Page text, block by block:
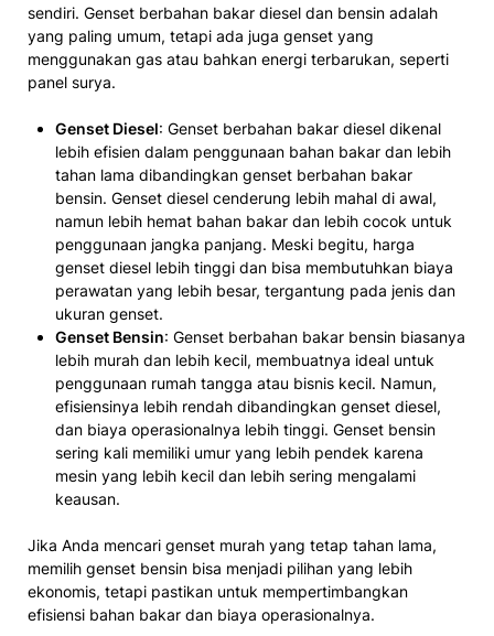
sendiri. Genset berbahan bakar diesel dan bensin adalah
yang paling umum, tetapi ada juga genset yang
menggunakan gas atau bahkan energi terbarukan, seperti
panel surya.
Genset Diesel: Genset berbahan bakar diesel dikenal
lebih efisien dalam penggunaan bahan bakar dan lebih
tahan lama dibandingkan genset berbahan bakar
bensin. Genset diesel cenderung lebih mahal di awal,
namun lebih hemat bahan bakar dan lebih cocok untuk
penggunaan jangka panjang. Meski begitu, harga
genset diesel lebih tinggi dan bisa membutuhkan biaya
perawatan yang lebih besar, tergantung pada jenis dan
ukuran genset.
Genset Bensin: Genset berbahan bakar bensin biasanya
lebih murah dan lebih kecil, membuatnya ideal untuk
penggunaan rumah tangga atau bisnis kecil. Namun,
efisiensinya lebih rendah dibandingkan genset diesel,
dan biaya operasionalnya lebih tinggi. Genset bensin
sering kali memiliki umur yang lebih pendek karena
mesin yang lebih kecil dan lebih sering mengalami
keausan.
Jika Anda mencari genset murah yang tetap tahan lama,
memilih genset bensin bisa menjadi pilihan yang lebih
ekonomis, tetapi pastikan untuk mempertimbangkan
efisiensi bahan bakar dan biaya operasionalnya.